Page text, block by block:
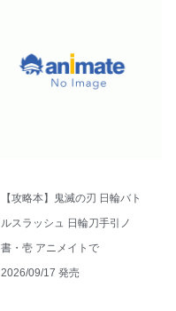
【攻略本】鬼滅の刃 日輪バト
ルスラッシュ 日輪刀手引ノ
書・壱 アニメイトで
2026/09/17 発売